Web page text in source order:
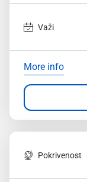
Važi
More info
Pokrivenost